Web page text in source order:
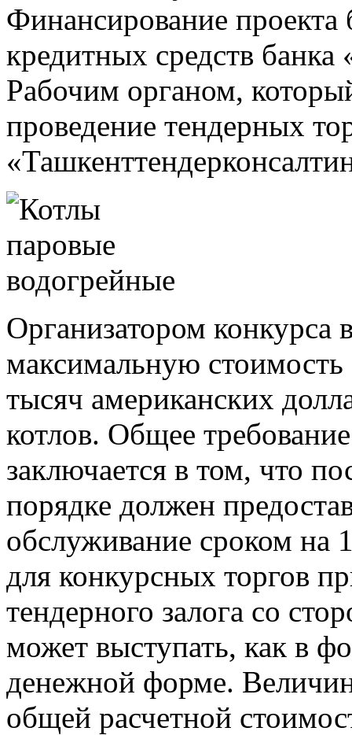
Финансирование проекта
кредитных средств
Рабочим органом,
проведение тендерных
Организатором конкурса
максимальную стоимость
тысяч американских
котлов. Общее
заключается в том, что
порядке должен
обслуживание сроком на
для конкурсных торгов
тендерного залога со
может выступать, как в
денежной форме.
общей расчетной